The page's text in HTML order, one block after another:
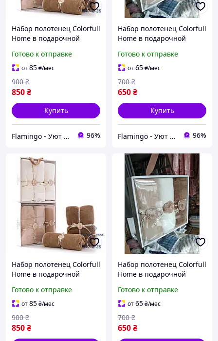
Набор полотенец Colorfull
Home в подарочной
на 90 см
Готово к отправке
от85₴/мес
850₴
900 ₴
Купить
Flamingo - Уют в Вашем доме 96%
Набор полотенец Colorfull
Home в подарочной
штуки
Готово к отправке
от65₴/мес
650₴
700 ₴
Купить
Flamingo - Уют в Вашем доме 96%
Набор полотенец Colorfull
Home в подарочной
на 90 см
Готово к отправке
от85₴/мес
850₴
900 ₴
Набор полотенец Colorfull
Home в подарочной
штуки
Готово к отправке
от65₴/мес
650₴
700 ₴